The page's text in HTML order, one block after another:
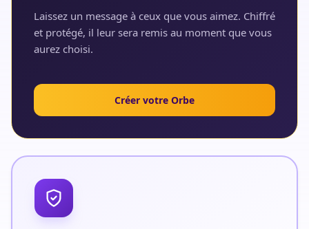
Laissez un message à ceux que vous aimez. Chiffré
et protégé, il leur sera remis au moment que vous
aurez choisi.
Créer votre Orbe